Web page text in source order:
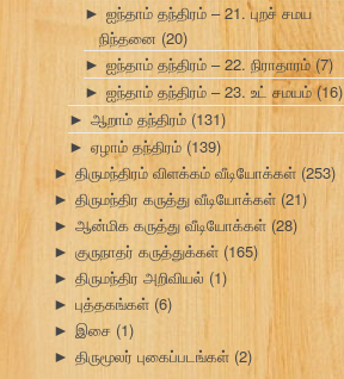
► ஐந்தாம் தந்திரம் – 21. புறச் சமய
நிந்தனை (20)
► ஐந்தாம் தந்திரம் – 22. நிராதாரம்(7)
► ஐந்தாம் தந்திரம் – 23. உட் சமயம்(16)
► ஆறாம் தந்திரம் (131)
► ஏழாம் தந்திரம் (139)
► திருமந்திரம் விளக்கம் வீடியோக்கள் (253)
► திருமந்திர கருத்து வீடியோக்கள் (21)
► ஆன்மிக கருத்து வீடியோக்கள் (28)
► குருநாதர் கருத்துக்கள் (165)
► திருமந்திர அறிவியல் (1)
► புத்தகங்கள் (6)
► இசை (1)
► திருமூலர் புகைப்படங்கள் (2)